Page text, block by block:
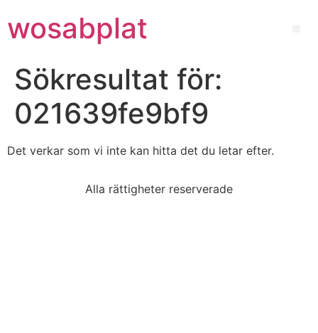
wosabplat
Sökresultat för:
021639fe9bf9
Det verkar som vi inte kan hitta det du letar efter.
Alla rättigheter reserverade